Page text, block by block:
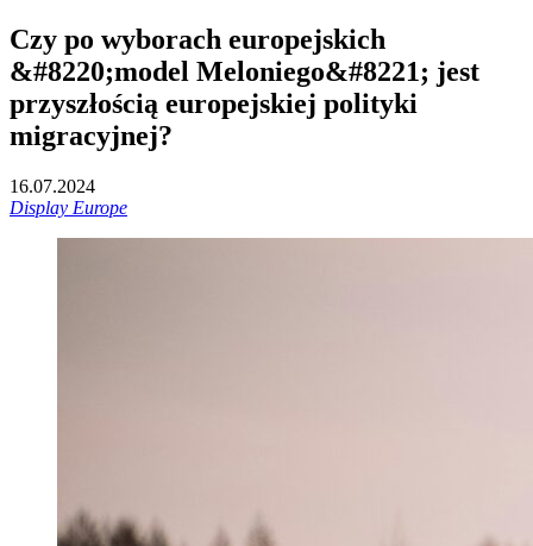
Czy po wyborach europejskich
&#8220;model Meloniego&#8221; jest
przyszłością europejskiej polityki
migracyjnej?
16.07.2024
Display Europe